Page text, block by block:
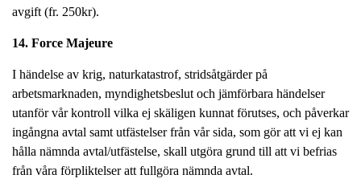
avgift (fr. 250kr).
14. Force Majeure
I händelse av krig, naturkatastrof, stridsåtgärder på
arbetsmarknaden, myndighetsbeslut och jämförbara händelser
utanför vår kontroll vilka ej skäligen kunnat förutses, och påverkar
ingångna avtal samt utfästelser från vår sida, som gör att vi ej kan
hålla nämnda avtal/utfästelse, skall utgöra grund till att vi befrias
från våra förpliktelser att fullgöra nämnda avtal.